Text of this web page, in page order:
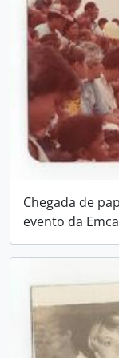
Chegada de
evento da